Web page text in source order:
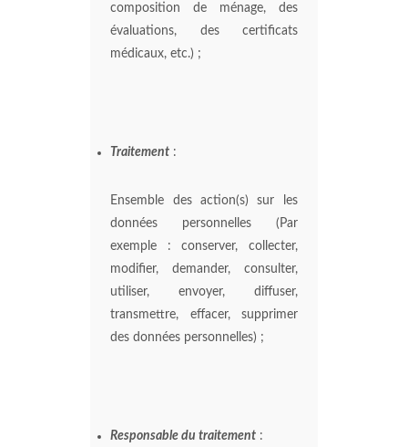
composition de ménage, des
évaluations, des certificats
médicaux, etc.) ;
Traitement :
Ensemble des action(s) sur les
données personnelles (Par
exemple : conserver, collecter,
modifier, demander, consulter,
utiliser, envoyer, diffuser,
transmettre, effacer, supprimer
des données personnelles) ;
Responsable du traitement :